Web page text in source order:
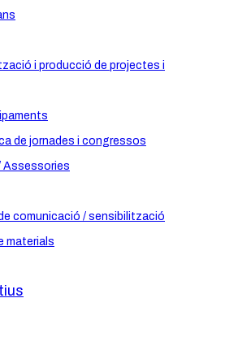
i producció de projectes i
de jornades i congressos
Assessories
comunicació / sensibilització
materials